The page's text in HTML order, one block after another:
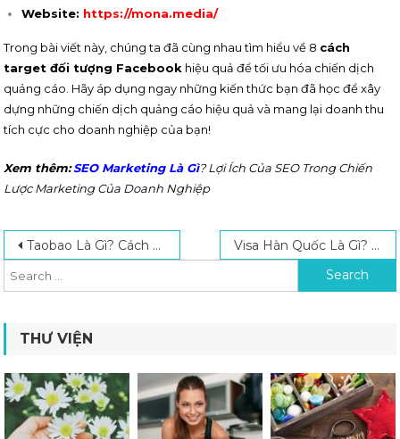
Website: https://mona.media/
Trong bài viết này, chúng ta đã cùng nhau tìm hiểu về 8 cách
target đối tượng Facebook hiệu quả để tối ưu hóa chiến dịch
quảng cáo. Hãy áp dụng ngay những kiến thức bạn đã học để xây
dựng những chiến dịch quảng cáo hiệu quả và mang lại doanh thu
tích cực cho doanh nghiệp của bạn!
Xem thêm: SEO Marketing Là Gì? Lợi Ích Của SEO Trong Chiến
Lược Marketing Của Doanh Nghiệp
Post navigation
Taobao Là Gì? Cách Tự Đặt Mua Hàng Taobao Đơn Giản, Nhanh Chóng Nhất 2024 Visa Hàn Quốc Là Gì? Các Loại Visa Du Học Hàn Quốc Bạn Cần Biết Mới Nhất 2024
Search for:
THƯ VIỆN